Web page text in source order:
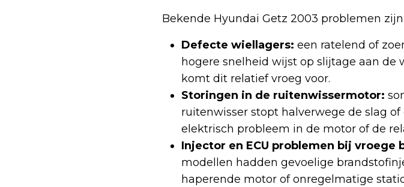
Bekende Hyundai Getz 2003 problemen zijn:
Defecte wiellagers: een ratelend of
hogere snelheid wijst op slijtage aan de
komt dit relatief vroeg voor.
Storingen in de ruitenwissermotor:
ruitenwisser stopt halverwege de slag
elektrisch probleem in de motor of de
Injector en ECU problemen bij vroege
modellen hadden gevoelige
haperende motor of onregelmatige